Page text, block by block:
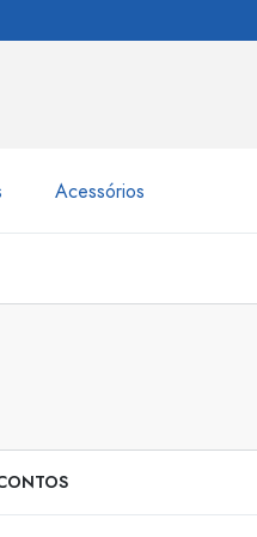
Acessórios
Frascos